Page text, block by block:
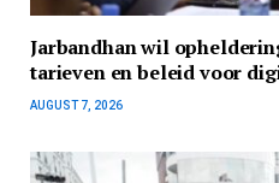
Jarbandhan wil
tarieven en beleid voor
AUGUST 7, 2026